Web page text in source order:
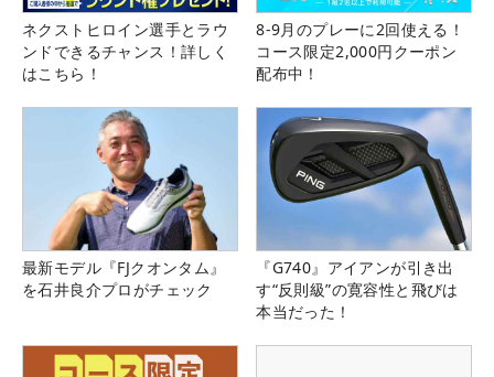
ネクストヒロイン選手とラウ
ンドできるチャンス！詳しく
はこちら！
8-9月のプレーに2回使える！
コース限定2,000円クーポン
配布中！
最新モデル『FJクオンタム』
を石井良介プロがチェック
『G740』アイアンが引き出
す“反則級”の寛容性と飛びは
本当だった！